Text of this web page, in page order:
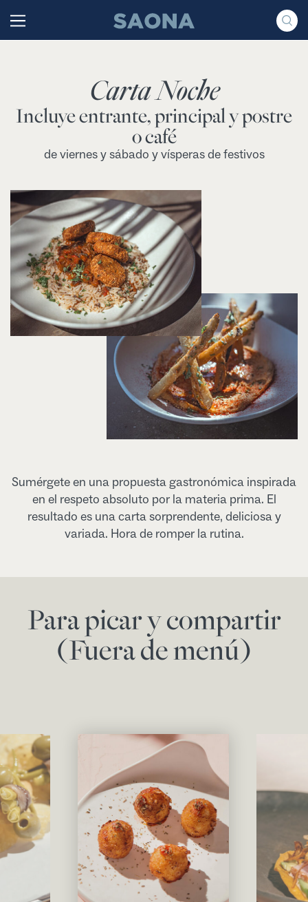
Grupo Saona
Carta Noche
Incluye entrante, principal y postre
o café
de viernes y sábado y vísperas de festivos
Sumérgete en una propuesta gastronómica inspirada
en el respeto absoluto por la materia prima. El
resultado es una carta sorprendente, deliciosa y
variada. Hora de romper la rutina.
Para picar y compartir
(Fuera de menú)